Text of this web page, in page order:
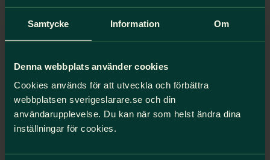
Samtycke Information Om
Denna webbplats använder cookies
Cookies används för att utveckla och förbättra
webbplatsen sverigeslarare.se och din
användarupplevelse. Du kan när som helst ändra dina
inställningar för cookies.
Visningen tar ca 1 timma.
fralla och kaffe eller te.
Vi träffas utanför entrén mot Nissan strax före
11.00.
Anmälan senast 5 maj till Agneta Wallentin på